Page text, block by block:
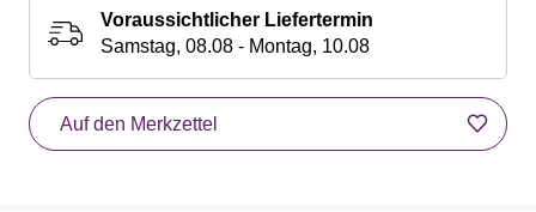
Voraussichtlicher Liefertermin
Samstag, 08.08 - Montag, 10.08
Auf den Merkzettel